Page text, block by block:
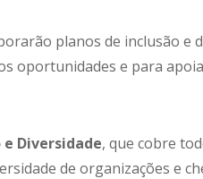
planos de inclusão e
oportunidades e para
Diversidade, que cobre
de organizações e